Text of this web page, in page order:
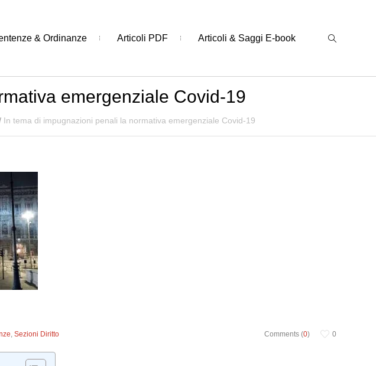
& Ordinanze Articoli PDF Articoli & Saggi E-book
emergenziale Covid-19
In tema di impugnazioni penali la normativa emergenziale Covid-19
Comments (0) 0
,Sezioni Diritto